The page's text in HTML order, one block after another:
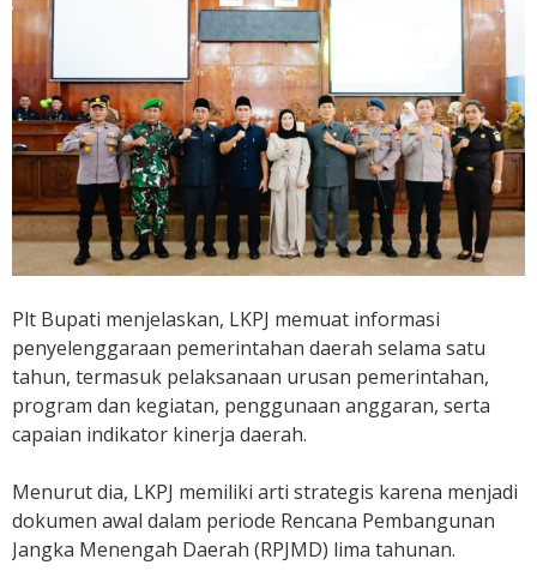
Plt Bupati menjelaskan, LKPJ memuat informasi
penyelenggaraan pemerintahan daerah selama satu
tahun, termasuk pelaksanaan urusan pemerintahan,
program dan kegiatan, penggunaan anggaran, serta
capaian indikator kinerja daerah.
Menurut dia, LKPJ memiliki arti strategis karena menjadi
dokumen awal dalam periode Rencana Pembangunan
Jangka Menengah Daerah (RPJMD) lima tahunan.